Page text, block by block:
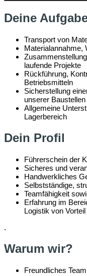
Deine
Transport von
Materialannahme,
laufende Projekte
Rückführung,
Betriebsmitteln
Sicherstellung
unserer Baustellen
Allgemeine
Lagerbereich
Dein Profil
Führerschein der
Sicheres und
Handwerkliches
Selbstständige,
Teamfähigkeit
Erfahrung im
Logistik von Vorteil
​.
Warum wir?
Freundliches Team